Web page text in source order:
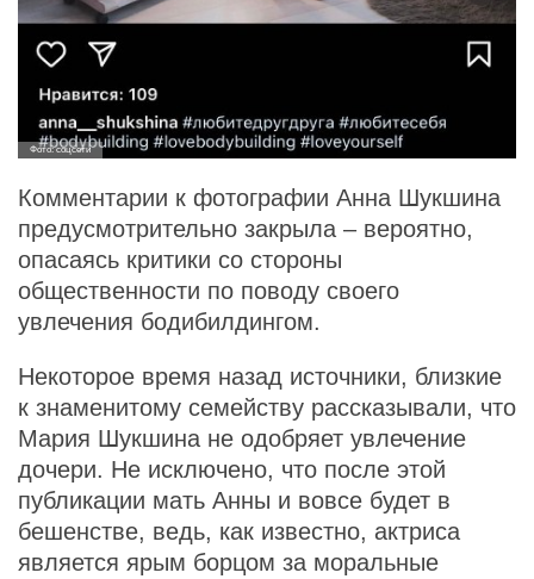
Фото: соцсети
Комментарии к фотографии Анна Шукшина
предусмотрительно закрыла – вероятно,
опасаясь критики со стороны
общественности по поводу своего
увлечения бодибилдингом.
Некоторое время назад источники, близкие
к знаменитому семейству рассказывали, что
Мария Шукшина не одобряет увлечение
дочери. Не исключено, что после этой
публикации мать Анны и вовсе будет в
бешенстве, ведь, как известно, актриса
является ярым борцом за моральные